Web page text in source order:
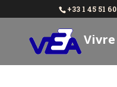
+33 1 45 51